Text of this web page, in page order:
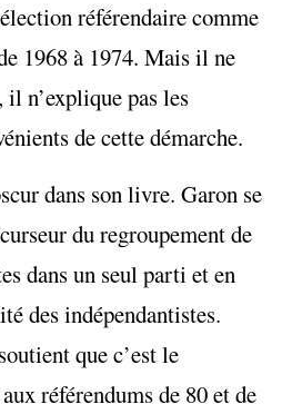
référendaire comme
1968 à 1974. Mais il ne
n’explique pas les
de cette démarche.
dans son livre. Garon se
du regroupement de
dans un seul parti et en
des indépendantistes.
que c’est le
référendums de 80 et de